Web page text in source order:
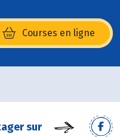
Courses en ligne
sur